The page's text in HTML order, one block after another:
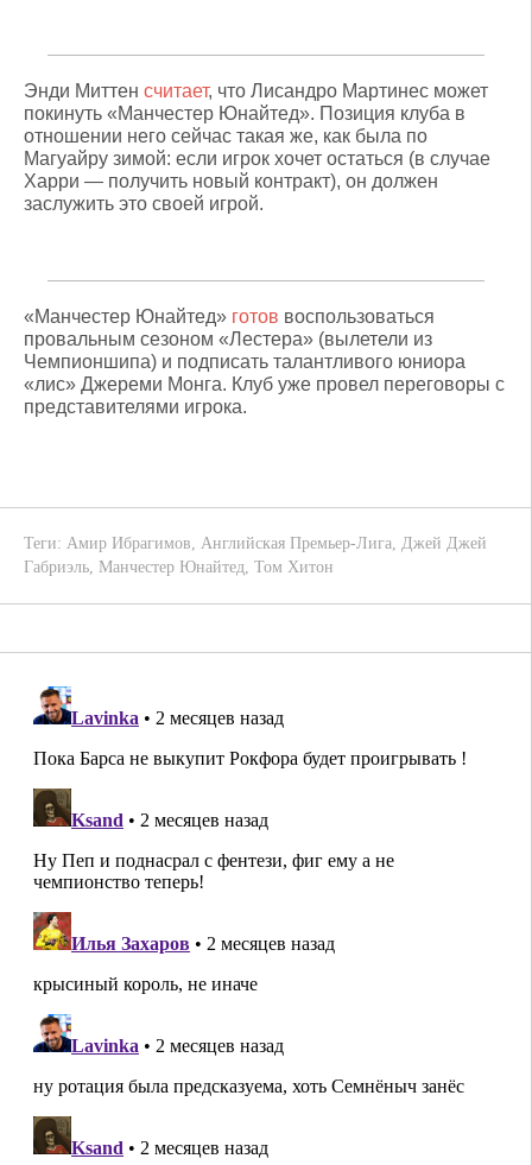
Энди Миттен считает, что Лисандро Мартинес может
покинуть «Манчестер Юнайтед». Позиция клуба в
отношении него сейчас такая же, как была по
Магуайру зимой: если игрок хочет остаться (в случае
Харри — получить новый контракт), он должен
заслужить это своей игрой.
«Манчестер Юнайтед» готов воспользоваться
провальным сезоном «Лестера» (вылетели из
Чемпионшипа) и подписать талантливого юниора
«лис» Джереми Монга. Клуб уже провел переговоры с
представителями игрока.
Теги: Амир Ибрагимов, Английская Премьер-Лига, Джей Джей
Габриэль, Манчестер Юнайтед, Том Хитон